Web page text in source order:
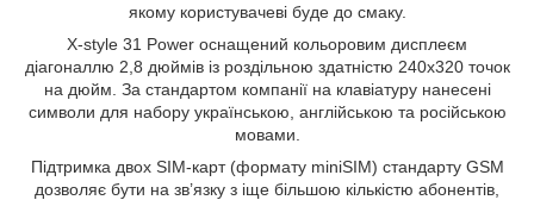
якому користувачеві буде до смаку.
X-style 31 Power оснащений кольоровим дисплеєм
діагоналлю 2,8 дюймів із роздільною здатністю 240х320 точок
на дюйм. За стандартом компанії на клавіатуру нанесені
символи для набору українською, англійською та російською
мовами.
Підтримка двох SIM-карт (формату miniSIM) стандарту GSM
дозволяє бути на зв’язку з іще більшою кількістю абонентів,